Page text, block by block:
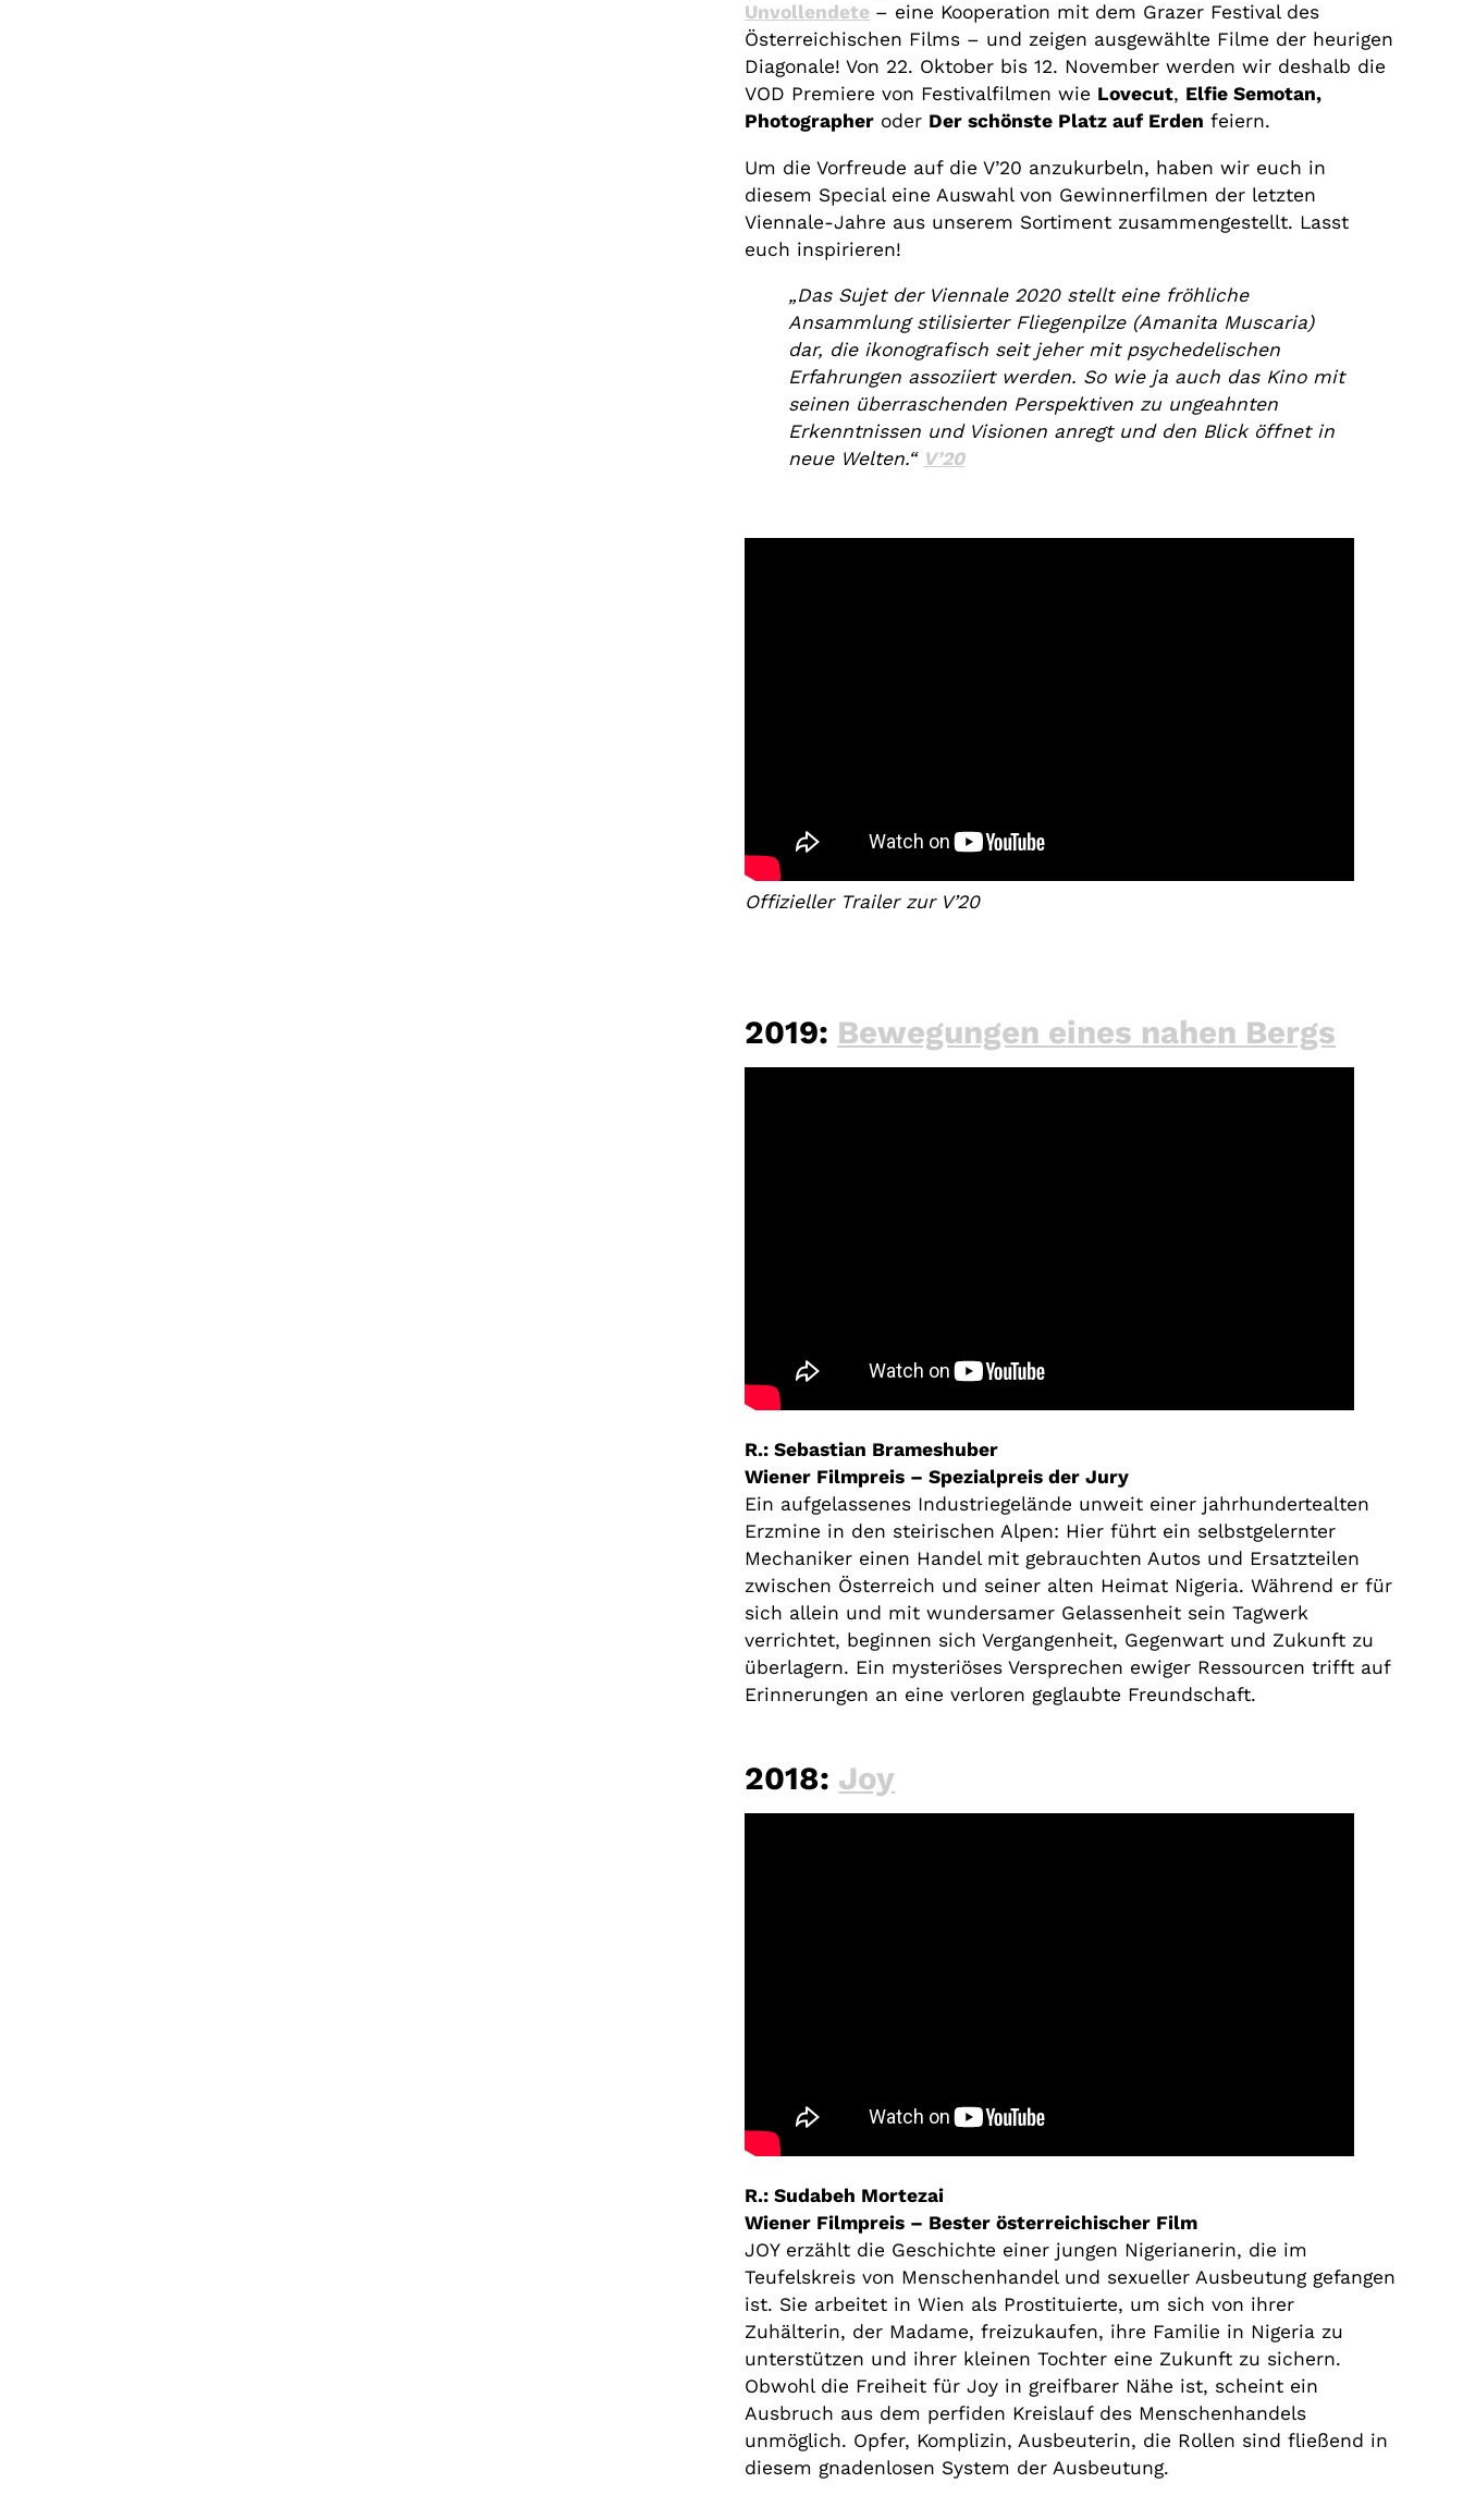
Unvollendete – eine Kooperation mit dem Grazer Festival des
Österreichischen Films – und zeigen ausgewählte Filme der heurigen
Diagonale! Von 22. Oktober bis 12. November werden wir deshalb die
VOD Premiere von Festivalfilmen wie Lovecut, Elfie Semotan,
Photographer oder Der schönste Platz auf Erden feiern.
Um die Vorfreude auf die V’20 anzukurbeln, haben wir euch in
diesem Special eine Auswahl von Gewinnerfilmen der letzten
Viennale-Jahre aus unserem Sortiment zusammengestellt. Lasst
euch inspirieren!
„Das Sujet der Viennale 2020 stellt eine fröhliche
Ansammlung stilisierter Fliegenpilze (Amanita Muscaria)
dar, die ikonografisch seit jeher mit psychedelischen
Erfahrungen assoziiert werden. So wie ja auch das Kino mit
seinen überraschenden Perspektiven zu ungeahnten
Erkenntnissen und Visionen anregt und den Blick öffnet in
neue Welten.“ V’20
Offizieller Trailer zur V’20
2019: Bewegungen eines nahen Bergs
R.: Sebastian Brameshuber
Wiener Filmpreis – Spezialpreis der Jury
Ein aufgelassenes Industriegelände unweit einer jahrhundertealten
Erzmine in den steirischen Alpen: Hier führt ein selbstgelernter
Mechaniker einen Handel mit gebrauchten Autos und Ersatzteilen
zwischen Österreich und seiner alten Heimat Nigeria. Während er für
sich allein und mit wundersamer Gelassenheit sein Tagwerk
verrichtet, beginnen sich Vergangenheit, Gegenwart und Zukunft zu
überlagern. Ein mysteriöses Versprechen ewiger Ressourcen trifft auf
Erinnerungen an eine verloren geglaubte Freundschaft.
2018: Joy
R.: Sudabeh Mortezai
Wiener Filmpreis – Bester österreichischer Film
JOY erzählt die Geschichte einer jungen Nigerianerin, die im
Teufelskreis von Menschenhandel und sexueller Ausbeutung gefangen
ist. Sie arbeitet in Wien als Prostituierte, um sich von ihrer
Zuhälterin, der Madame, freizukaufen, ihre Familie in Nigeria zu
unterstützen und ihrer kleinen Tochter eine Zukunft zu sichern.
Obwohl die Freiheit für Joy in greifbarer Nähe ist, scheint ein
Ausbruch aus dem perfiden Kreislauf des Menschenhandels
unmöglich. Opfer, Komplizin, Ausbeuterin, die Rollen sind fließend in
diesem gnadenlosen System der Ausbeutung.